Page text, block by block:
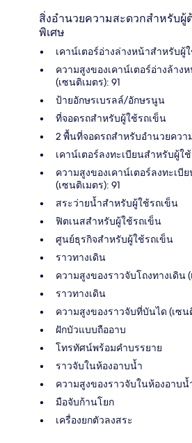
สิ่งอำนวยความสะดวกสำหรับผู้
พิเศษ
เคาน์เตอร์อ่างล่างหน้าสำหรับผู้
ความสูงของเคาน์เตอร์อ่างล้าง
(เซนติเมตร): 91
ป้ายอักษรเบรลล์/อักษรนูน
ที่จอดรถสำหรับผู้ใช้รถเข็น
2 พื้นที่จอดรถสำหรับอำนวยคว
เคาน์เตอร์ลงทะเบียนสำหรับผู้ใ
ความสูงของเคาน์เตอร์ลงทะเบี
(เซนติเมตร): 91
สระว่ายน้ำสำหรับผู้ใช้รถเข็น
ฟิตเนสสำหรับผู้ใช้รถเข็น
ศูนย์ธุรกิจสำหรับผู้ใช้รถเข็น
ราวทางเดิน
ความสูงของราวจับโถงทางเดิน (
ราวทางเดิน
ความสูงของราวจับที่บันได (เซน
ฝักบัวแบบถืออาบ
โทรทัศน์พร้อมคำบรรยาย
ราวจับในห้องอาบน้ำ
ความสูงของราวจับในห้องอาบน้
มือจับก้านโยก
เครื่องยกตัวลงสระ